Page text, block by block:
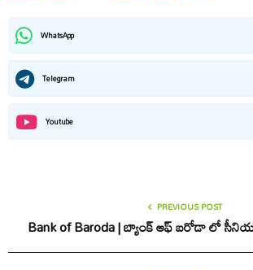
WhatsApp
Telegram
Youtube
PREVIOUS POST
Bank of Baroda | బ్యాంక్ ఆఫ్ బరోడా లో